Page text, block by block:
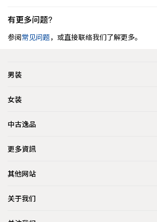
有更多问题?
参阅常见问题，或直接联络我们了解更多。
男装
女装
中古逸品
更多資訊
其他网站
关于我们